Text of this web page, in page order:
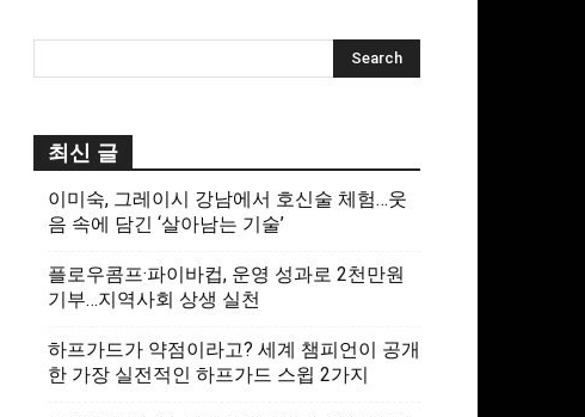
최신 글
이미숙, 그레이시 강남에서 호신술 체험…웃
음 속에 담긴 ‘살아남는 기술’
플로우콤프·파이바컵, 운영 성과로 2천만원
기부…지역사회 상생 실천
하프가드가 약점이라고? 세계 챔피언이 공개
한 가장 실전적인 하프가드 스윕 2가지